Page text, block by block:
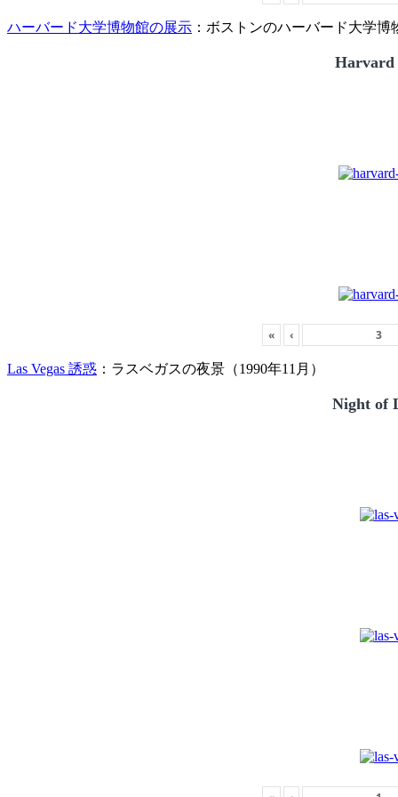
ハーバード大学博物館の展示 ：ボストンのハーバード大学博
Harvard
« ‹
Las Vegas 誘惑 ：ラスベガスの夜景（1990年11月）
Night of